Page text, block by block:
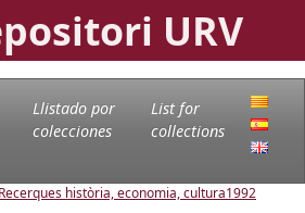
URV
Llistado por
colecciones
List for
collections
història, economia, cultura1992